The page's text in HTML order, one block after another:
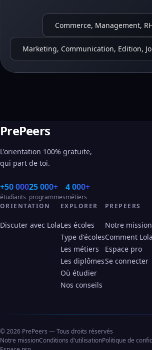
Commerce, Management,
Marketing, Communication, Edition,
PrePeers
L'orientation 100% gratuite,
qui part de toi.
+50 000
étudiants
25 000+
programmes
4 000+
métiers
ORIENTATION
Discuter avec Lola
EXPLORER
Les écoles
Type d'écoles
Les métiers
Les diplômes
Où étudier
Nos conseils
PREPEERS
Notre mission
Comment
Espace pro
Se connecter
© 2026 PrePeers — Tous droits réservés
Notre missionConditions d'utilisationPolitique de